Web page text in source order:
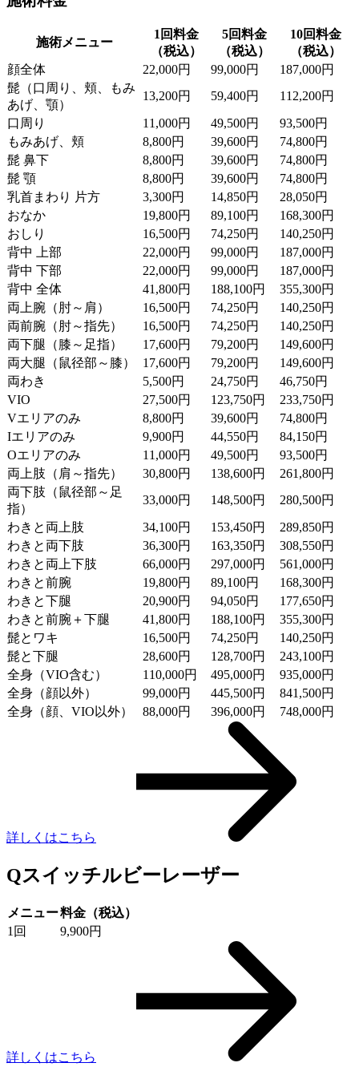
施術メニュー
1回料金
（税込）
5回料金
（税込）
10回料金
（税込）
顔全体
22,000円 99,000円
187,000円
髭（口周り、頬、もみ
あげ、顎）
13,200円 59,400円
112,200円
口周り
11,000円 49,500円
93,500円
もみあげ、頬
8,800円 39,600円
74,800円
髭 鼻下
8,800円 39,600円
74,800円
髭 顎
8,800円 39,600円
74,800円
乳首まわり 片方
3,300円 14,850円
28,050円
おなか
19,800円 89,100円
168,300円
おしり
16,500円 74,250円
140,250円
背中 上部
22,000円 99,000円
187,000円
背中 下部
22,000円 99,000円
187,000円
背中 全体
41,800円 188,100円
355,300円
両上腕（肘～肩）
16,500円 74,250円
140,250円
両前腕（肘～指先）
16,500円 74,250円
140,250円
両下腿（膝～足指）
17,600円 79,200円
149,600円
両大腿（鼠径部～膝）
17,600円 79,200円
149,600円
両わき
5,500円 24,750円
46,750円
VIO
27,500円 123,750円
233,750円
Vエリアのみ
8,800円 39,600円
74,800円
Iエリアのみ
9,900円 44,550円
84,150円
Oエリアのみ
11,000円 49,500円
93,500円
両上肢（肩～指先）
30,800円 138,600円
261,800円
両下肢（鼠径部～足
指）
33,000円 148,500円
280,500円
わきと両上肢
34,100円 153,450円
289,850円
わきと両下肢
36,300円 163,350円
308,550円
わきと両上下肢
66,000円 297,000円
561,000円
わきと前腕
19,800円 89,100円
168,300円
わきと下腿
20,900円 94,050円
177,650円
わきと前腕＋下腿
41,800円 188,100円
355,300円
髭とワキ
16,500円 74,250円
140,250円
髭と下腿
28,600円 128,700円
243,100円
全身（VIO含む）
110,000円 495,000円
935,000円
全身（顔以外）
99,000円 445,500円
841,500円
全身（顔、VIO以外）
88,000円 396,000円 748,000円
詳しくはこちら
Qスイッチルビーレーザー
メニュー料金（税込）
1回
9,900円
詳しくはこちら